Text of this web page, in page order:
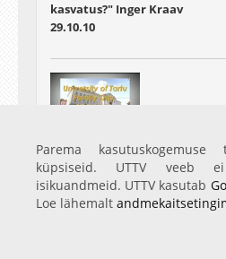
kasvatus?" Inger Kraav
29.10.10
Family Day 2011
11.05.11
Parema kasutuskogemuse
küpsiseid. UTTV veeb
isikuandmeid. UTTV kasutab
Loe lähemalt